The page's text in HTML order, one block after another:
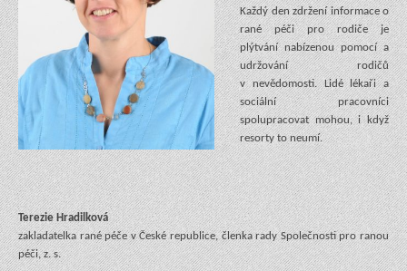
Každý den zdržení informace o
rané péči pro rodiče je
plýtvání nabízenou pomocí a
udržování rodičů
v nevědomosti. Lidé lékaři a
sociální pracovníci
spolupracovat mohou, i když
resorty to neumí.
Terezie Hradilková
zakladatelka rané péče v České republice, členka rady Společnosti pro ranou
péči, z. s.